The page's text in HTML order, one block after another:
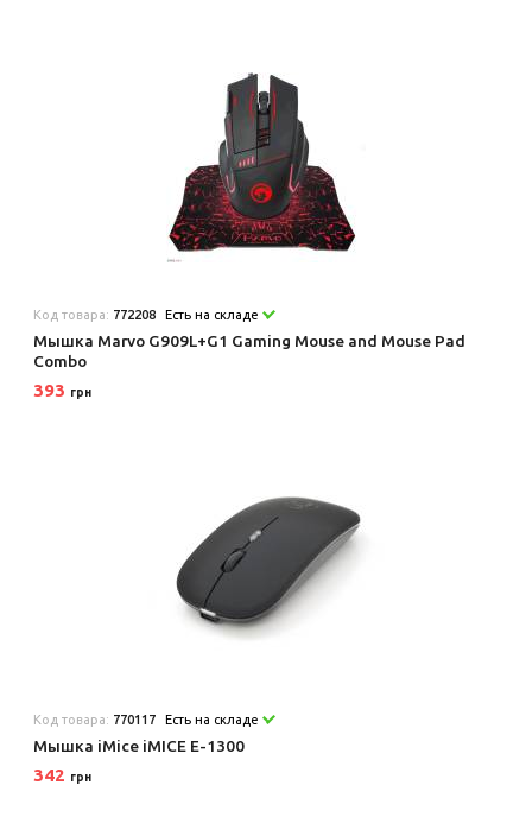
Код товара: 772208 Есть на складе
Мышка Marvo G909L+G1 Gaming Mouse and Mouse Pad
Combo
393 грн
Код товара: 770117 Есть на складе
Мышка iMice iMICE E-1300
342 грн